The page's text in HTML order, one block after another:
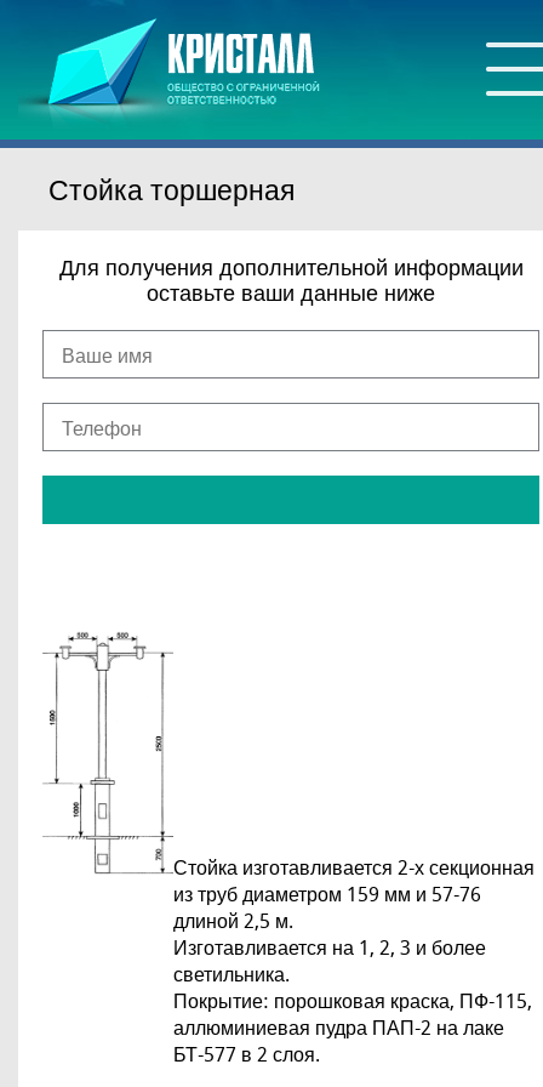
Стойка торшерная
Для получения дополнительной информации
оставьте ваши данные ниже
Стойка изготавливается 2-х секционная
из труб диаметром 159 мм и 57-76
длиной 2,5 м.
Изготавливается на 1, 2, 3 и более
светильника.
Покрытие: порошковая краска, ПФ-115,
аллюминиевая пудра ПАП-2 на лаке
БТ-577 в 2 слоя.